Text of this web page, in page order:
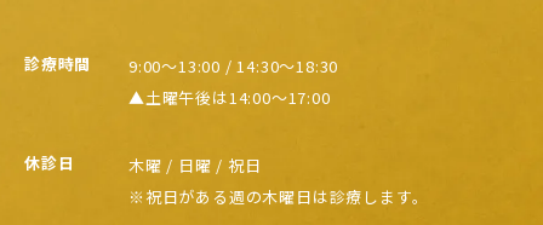
診療時間
9:00～13:00 / 14:30～18:30
▲土曜午後は14:00～17:00
休診日
木曜 / 日曜 / 祝日
※祝日がある週の木曜日は診療します。